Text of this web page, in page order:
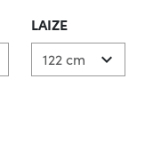
LAIZE
